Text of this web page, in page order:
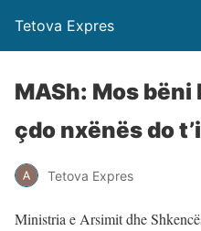
Tetova Expres
MASh: Mos
çdo nxënës do
Tetova Expres
Ministria e Arsimit dhe